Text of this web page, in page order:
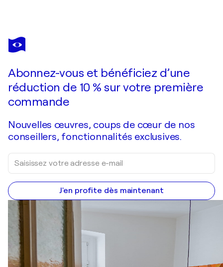
HOLGER MÜHLBAUER-GARDEMIN
COLORFUL RAINFOREST
Abonnez-vous et bénéficiez d’une
réduction de 10 % sur votre première
commande
Nouvelles œuvres, coups de cœur de nos
conseillers, fonctionnalités exclusives.
J'en profite dès maintenant